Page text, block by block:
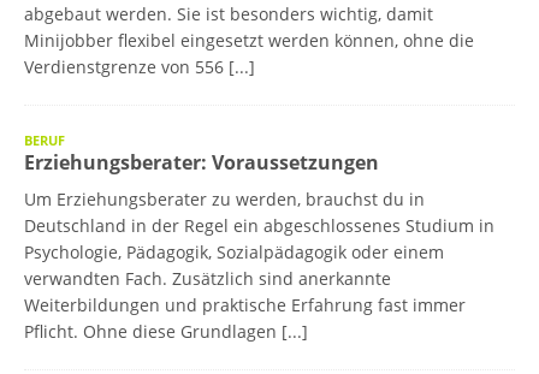
abgebaut werden. Sie ist besonders wichtig, damit
Minijobber flexibel eingesetzt werden können, ohne die
Verdienstgrenze von 556 [...]
BERUF
Erziehungsberater: Voraussetzungen
Um Erziehungsberater zu werden, brauchst du in
Deutschland in der Regel ein abgeschlossenes Studium in
Psychologie, Pädagogik, Sozialpädagogik oder einem
verwandten Fach. Zusätzlich sind anerkannte
Weiterbildungen und praktische Erfahrung fast immer
Pflicht. Ohne diese Grundlagen [...]